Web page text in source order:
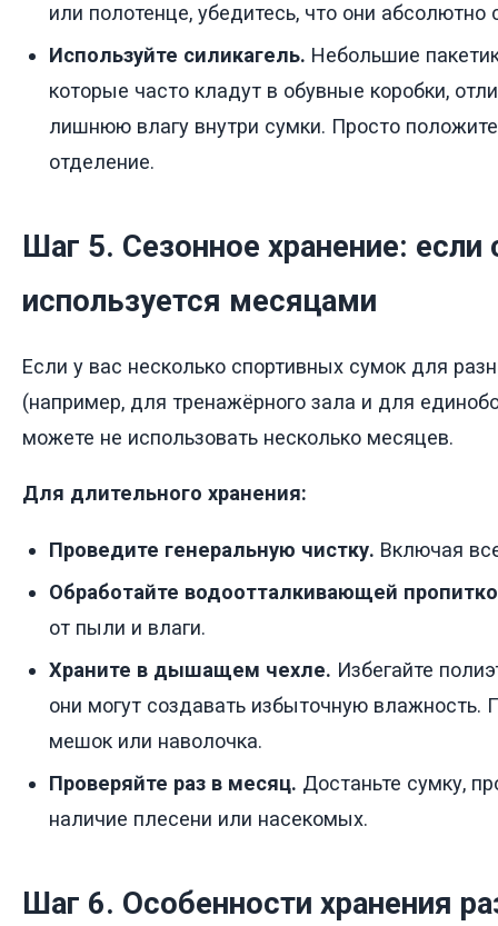
или полотенце, убедитесь, что они абсолютно
Используйте силикагель. Небольшие
которые часто кладут в обувные коробки,
лишнюю влагу внутри сумки. Просто
отделение.
Шаг 5. Сезонное хранение: если
используется месяцами
Если у вас несколько спортивных сумок для
(например, для тренажёрного зала и для
можете не использовать несколько месяцев.
Для длительного хранения:
Проведите генеральную чистку. Включая
Обработайте водоотталкивающей
от пыли и влаги.
Храните в дышащем чехле. Избегайте
они могут создавать избыточную влажность.
мешок или наволочка.
Проверяйте раз в месяц. Достаньте сумку,
наличие плесени или насекомых.
Шаг 6. Особенности хранения